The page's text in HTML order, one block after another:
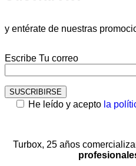
y entérate de nuestras
Escribe Tu correo
He leído y acepto la
Turbox, 25 años